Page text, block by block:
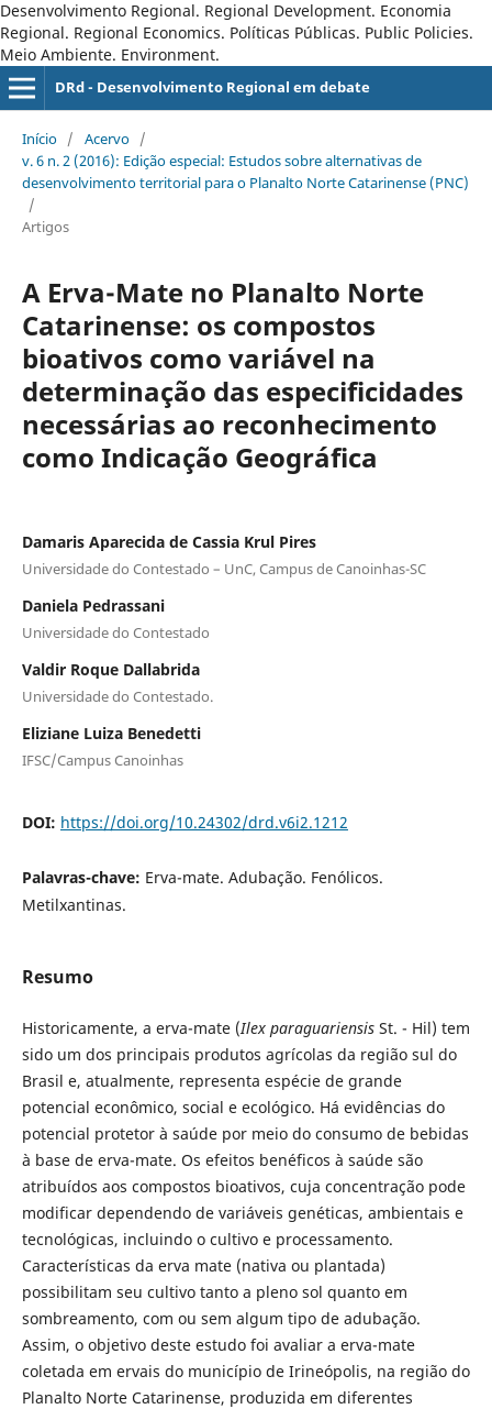
Desenvolvimento Regional. Regional Development. Economia
Regional. Regional Economics. Políticas Públicas. Public Policies.
Meio Ambiente. Environment.
DRd - Desenvolvimento Regional em debate
Início / Acervo /
v. 6 n. 2 (2016): Edição especial: Estudos sobre alternativas de
desenvolvimento territorial para o Planalto Norte Catarinense (PNC)
/
Artigos
A Erva-Mate no Planalto Norte
Catarinense: os compostos
bioativos como variável na
determinação das especificidades
necessárias ao reconhecimento
como Indicação Geográfica
Damaris Aparecida de Cassia Krul Pires
Universidade do Contestado – UnC, Campus de Canoinhas-SC
Daniela Pedrassani
Universidade do Contestado
Valdir Roque Dallabrida
Universidade do Contestado.
Eliziane Luiza Benedetti
IFSC/Campus Canoinhas
DOI: https://doi.org/10.24302/drd.v6i2.1212
Palavras-chave: Erva-mate. Adubação. Fenólicos.
Metilxantinas.
Resumo
Historicamente, a erva-mate (Ilex paraguariensis St. - Hil) tem
sido um dos principais produtos agrícolas da região sul do
Brasil e, atualmente, representa espécie de grande
potencial econômico, social e ecológico. Há evidências do
potencial protetor à saúde por meio do consumo de bebidas
à base de erva-mate. Os efeitos benéficos à saúde são
atribuídos aos compostos bioativos, cuja concentração pode
modificar dependendo de variáveis genéticas, ambientais e
tecnológicas, incluindo o cultivo e processamento.
Características da erva mate (nativa ou plantada)
possibilitam seu cultivo tanto a pleno sol quanto em
sombreamento, com ou sem algum tipo de adubação.
Assim, o objetivo deste estudo foi avaliar a erva-mate
coletada em ervais do município de Irineópolis, na região do
Planalto Norte Catarinense, produzida em diferentes